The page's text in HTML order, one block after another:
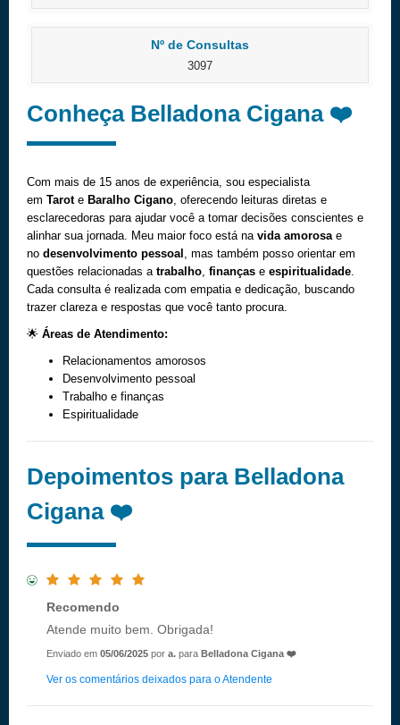
Nº de Consultas
3097
Conheça Belladona Cigana ❤️
Com mais de 15 anos de experiência, sou especialista
em Tarot e Baralho Cigano, oferecendo leituras diretas e
esclarecedoras para ajudar você a tomar decisões conscientes e
alinhar sua jornada. Meu maior foco está na vida amorosa e
no desenvolvimento pessoal , mas também posso orientar em
questões relacionadas a trabalho, finanças e espiritualidade.
Cada consulta é realizada com empatia e dedicação, buscando
trazer clareza e respostas que você tanto procura.
🌟 Áreas de Atendimento:
Relacionamentos amorosos
Desenvolvimento pessoal
Trabalho e finanças
Espiritualidade
Depoimentos para Belladona
Cigana ❤️
Recomendo
Atende muito bem. Obrigada!
Enviado em 05/06/2025 por a. para Belladona Cigana ❤️
Ver os comentários deixados para o Atendente